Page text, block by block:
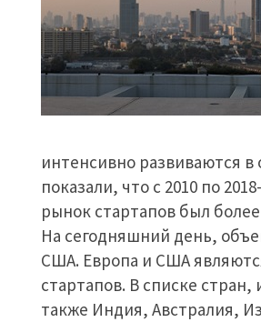
интенсивно развиваются
показали, что с 2010 по
рынок стартапов был
На сегодняшний день,
США. Европа и США
стартапов. В списке
также Индия, Австралия,